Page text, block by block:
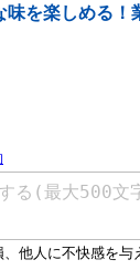
を楽しめる！